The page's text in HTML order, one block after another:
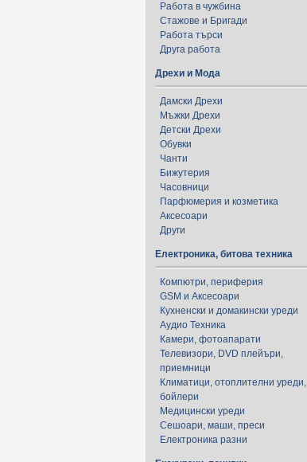
Работа в чужбина
Стажове и Бригади
Работа търси
Друга работа
Дрехи и Мода
Дамски Дрехи
Мъжки Дрехи
Детски Дрехи
Обувки
Чанти
Бижутерия
Часовници
Парфюмерия и козметика
Аксесоари
Други
Електроника, битова техника
Компютри, периферия
GSM и Аксесоари
Кухненски и домакински уреди
Аудио Техника
Камери, фотоапарати
Телевизори, DVD плейъри,
приемници
Климатици, отоплителни уреди,
бойлери
Медицински уреди
Сешоари, маши, преси
Електроника разни